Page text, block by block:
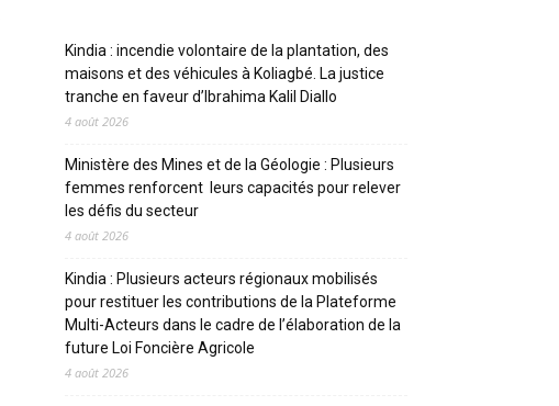
Kindia : incendie volontaire de la plantation, des
maisons et des véhicules à Koliagbé. La justice
tranche en faveur d’Ibrahima Kalil Diallo
4 août 2026
Ministère des Mines et de la Géologie : Plusieurs
femmes renforcent leurs capacités pour relever
les défis du secteur
4 août 2026
Kindia : Plusieurs acteurs régionaux mobilisés
pour restituer les contributions de la Plateforme
Multi-Acteurs dans le cadre de l’élaboration de la
future Loi Foncière Agricole
4 août 2026